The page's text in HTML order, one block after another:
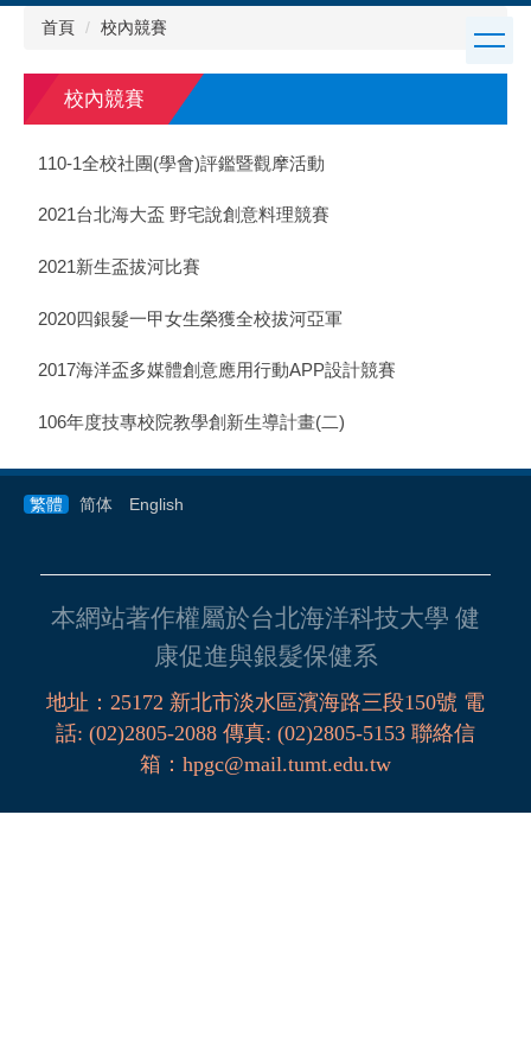
首頁 校內競賽
校內競賽
110-1全校社團(學會)評鑑暨觀摩活動
2021台北海大盃 野宅說創意料理競賽
2021新生盃拔河比賽
2020四銀髮一甲女生榮獲全校拔河亞軍
2017海洋盃多媒體創意應用行動APP設計競賽
106年度技專校院教學創新生導計畫(二)
繁體 简体 English
本網站著作權屬於台北海洋科技大學 健
康促進與銀髮保健系
地址： 25172 新北市淡水區濱海路三段150號 電
話: (02)2805-2088 傳真: (02)2805-5153 聯絡信
箱 ： hpgc@mail.tumt.edu.tw